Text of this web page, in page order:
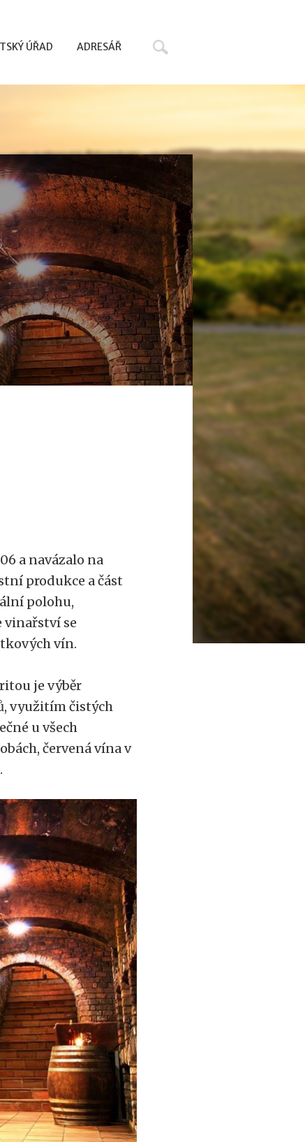
ÚŘAD ADRESÁŘ
a navázalo na
produkce a část
polohu,
vinařství se
vín.
je výběr
využitím čistých
u všech
červená vína v